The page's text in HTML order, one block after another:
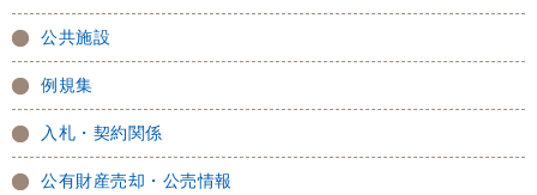
公共施設
例規集
入札・契約関係
公有財産売却・公売情報